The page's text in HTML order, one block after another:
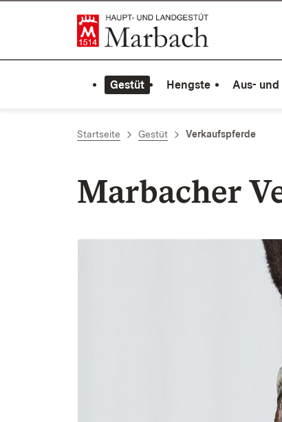
Zum Inhalt springen
Link zur Startseite
Gestüt Hengste Aus-
Startseite Gestüt Verkaufspferde
Marbacher